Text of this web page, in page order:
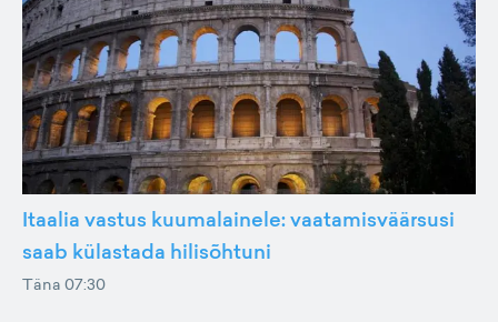
Itaalia vastus kuumalainele: vaatamisväärsusi
saab külastada hilisõhtuni
Täna 07:30